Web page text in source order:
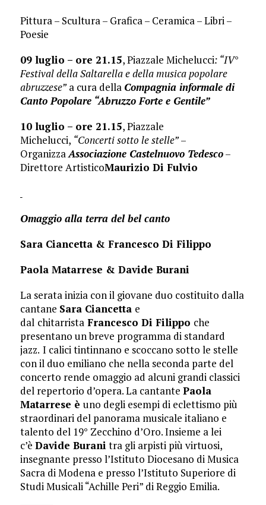
Pittura – Scultura – Grafica – Ceramica – Libri –
Poesie
09 luglio – ore 21.15, Piazzale Michelucci: “IV°
Festival della Saltarella e della musica popolare
abruzzese”a cura della Compagnia informale di
Canto Popolare “Abruzzo Forte e Gentile”
10 luglio – ore 21.15, Piazzale
Michelucci, “Concerti sotto le stelle”–
OrganizzaAssociazione Castelnuovo Tedesco–
Direttore ArtisticoMaurizio Di Fulvio
Omaggio alla terra del bel canto
Sara Ciancetta & Francesco Di Filippo
Paola Matarrese & Davide Burani
La serata inizia con il giovane duo costituito dalla
cantane Sara Ciancetta e
dal chitarristaFrancesco Di Filippo che
presentano un breve programma di standard
jazz. I calici tintinnano e scoccano sotto le stelle
con il duo emiliano che nella seconda parte del
concerto rende omaggio ad alcuni grandi classici
del repertorio d’opera. La cantante Paola
Matarrese è uno degli esempi di eclettismo più
straordinari del panorama musicale italiano e
talento del 19° Zecchino d’Oro. Insieme a lei
c’è Davide Burani tra gli arpisti più virtuosi,
insegnante presso l’Istituto Diocesano di Musica
Sacra di Modena e presso l’Istituto Superiore di
Studi Musicali “Achille Peri” di Reggio Emilia.